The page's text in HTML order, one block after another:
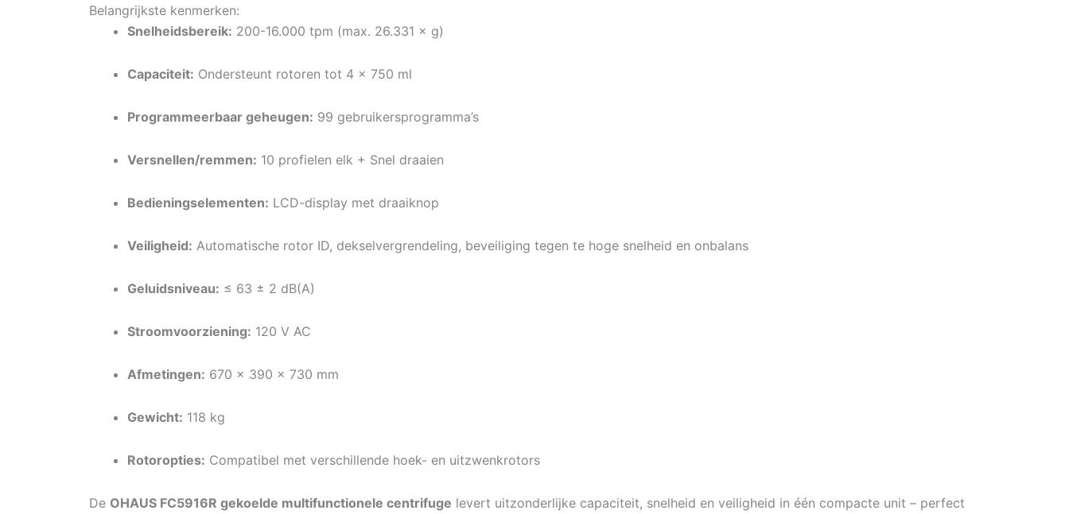
Belangrijkste kenmerken:
Snelheidsbereik: 200-16.000 tpm (max. 26.331 × g)
Capaciteit: Ondersteunt rotoren tot 4 × 750 ml
Programmeerbaar geheugen: 99 gebruikersprogramma’s
Versnellen/remmen: 10 profielen elk + Snel draaien
Bedieningselementen: LCD-display met draaiknop
Veiligheid: Automatische rotor ID, dekselvergrendeling, beveiliging tegen te hoge snelheid en onbalans
Geluidsniveau: ≤ 63 ± 2 dB(A)
Stroomvoorziening: 120 V AC
Afmetingen: 670 × 390 × 730 mm
Gewicht: 118 kg
Rotoropties: Compatibel met verschillende hoek- en uitzwenkrotors
De OHAUS FC5916R gekoelde multifunctionele centrifuge levert uitzonderlijke capaciteit, snelheid en veiligheid in één compacte unit – perfect